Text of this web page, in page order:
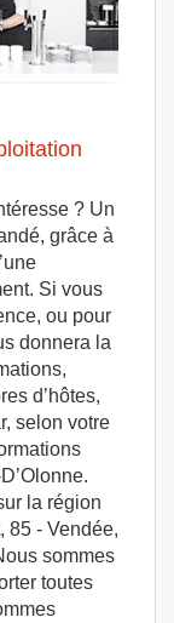
? Un
grâce à
Si vous
ou pour
donnera la
d’hôtes,
selon votre
la région
85 - Vendée,
sommes
toutes